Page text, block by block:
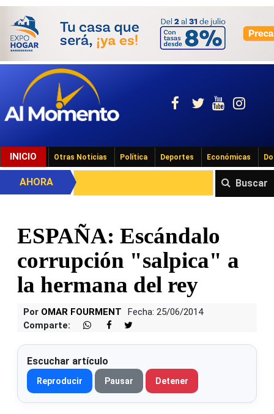
INICIO Otras Noticias Política Deportes Económicas
Buscar
AHORA
ESPAÑA: Escándalo
corrupción "salpica" a
la hermana del rey
Por OMAR FOURMENT
Fecha: 25/06/2014
Comparte:
Escuchar artículo
Reproducir Pausar Detener